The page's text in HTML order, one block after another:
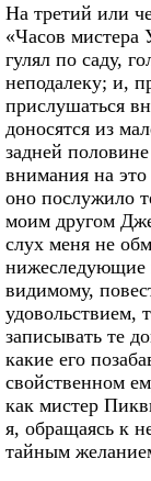
На третий или
«Часов мистера
гулял по саду,
неподалеку; и,
прислушаться
доносятся из
задней
внимания на
оно послужило
моим другом
слух меня не
нижеследующие
видимому,
удовольствием,
записывать те
какие его
свойственном
как мистер
я, обращаясь к
тайным